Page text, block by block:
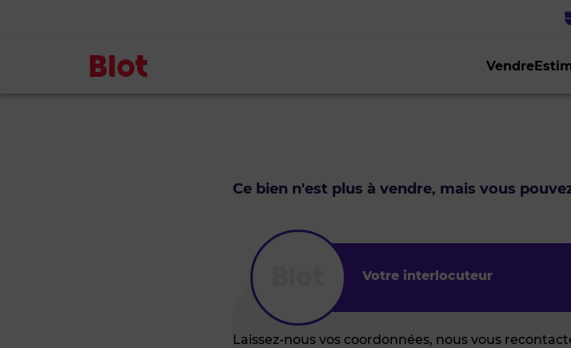
Vendre
Ce bien n'est plus à vendre, mais vous
Votre interlocuteur
Laissez-nous vos coordonnées, nous vous